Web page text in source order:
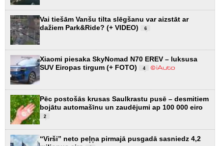
Vai tiešām Vanšu tilta slēgšanu var aizstāt ar
dažiem Park&Ride? (+ VIDEO)
6
Xiaomi piesaka SkyNomad N70 EREV – luksusa
SUV Eiropas tirgum (+ FOTO)
4
Pēc postošās krusas Saulkrastu pusē – desmitiem
bojātu automašīnu un zaudējumi ap 100 000 eiro
2
“Virši” neto peļņa pirmajā pusgadā sasniedz 4,2